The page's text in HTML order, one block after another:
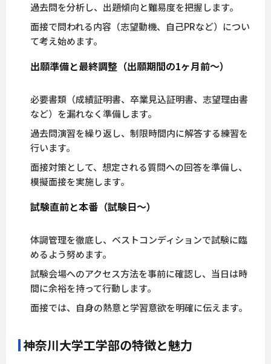
過去問を分析し、出題傾向と難易度を把握します。
面接で問われる内容（志望動機、自己PRなど）につい
て考え始めます。
出願準備と最終調整（出願期間の1ヶ月前〜）
必要書類（成績証明書、卒業見込証明書、志望理由書
など）を漏れなく準備します。
過去問演習を繰り返し、制限時間内に解答する練習を
行います。
面接対策として、想定される質問への回答を準備し、
模擬面接を実施します。
試験直前と本番（試験日〜）
体調管理を徹底し、ベストコンディションで試験に臨
めるよう努めます。
試験会場へのアクセス方法を事前に確認し、当日は時
間に余裕を持って行動します。
面接では、自身の熱意と学習意欲を明確に伝えます。
神奈川大学工学部の特徴と魅力